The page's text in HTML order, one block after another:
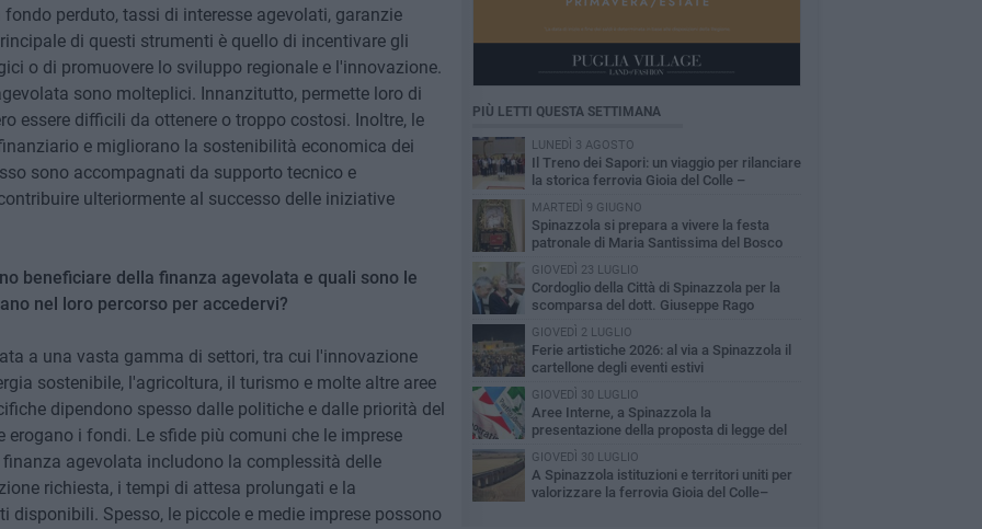
perduto, tassi di interesse agevolati, garanzie
di questi strumenti è quello di incentivare gli
o di promuovere lo sviluppo regionale e l'innovazione.
sono molteplici. Innanzitutto, permette loro di
essere difficili da ottenere o troppo costosi. Inoltre, le
e migliorano la sostenibilità economica dei
sono accompagnati da supporto tecnico e
ulteriormente al successo delle iniziative
beneficiare della finanza agevolata e quali sono le
nel loro percorso per accedervi?
a una vasta gamma di settori, tra cui l'innovazione
sostenibile, l'agricoltura, il turismo e molte altre aree
dipendono spesso dalle politiche e dalle priorità del
i fondi. Le sfide più comuni che le imprese
agevolata includono la complessità delle
richiesta, i tempi di attesa prolungati e la
disponibili. Spesso, le piccole e medie imprese possono
PIÙ LETTI QUESTA SETTIMANA
LUNEDÌ 3 AGOSTO
Il Treno dei Sapori: un viaggio per rilanciare
la storica ferrovia Gioia del Colle –
Rocchetta Sant’Antonio
MARTEDÌ 9 GIUGNO
Spinazzola si prepara a vivere la festa
patronale di Maria Santissima del Bosco
GIOVEDÌ 23 LUGLIO
Cordoglio della Città di Spinazzola per la
scomparsa del dott. Giuseppe Rago
GIOVEDÌ 2 LUGLIO
Ferie artistiche 2026: al via a Spinazzola il
cartellone degli eventi estivi
GIOVEDÌ 30 LUGLIO
Aree Interne, a Spinazzola la
presentazione della proposta di legge del
Partito Democratico
GIOVEDÌ 30 LUGLIO
A Spinazzola istituzioni e territori uniti per
valorizzare la ferrovia Gioia del Colle–